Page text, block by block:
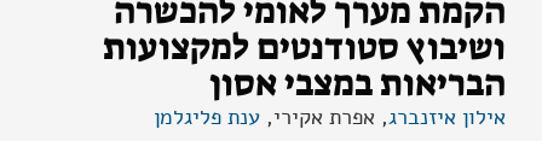
הקמת מערך לאומי להכשרה
ושיבוץ סטודנטים למקצועות
הבריאות במצבי אסון
אילון איזנברג, אפרת אקירי, ענת פליגלמן